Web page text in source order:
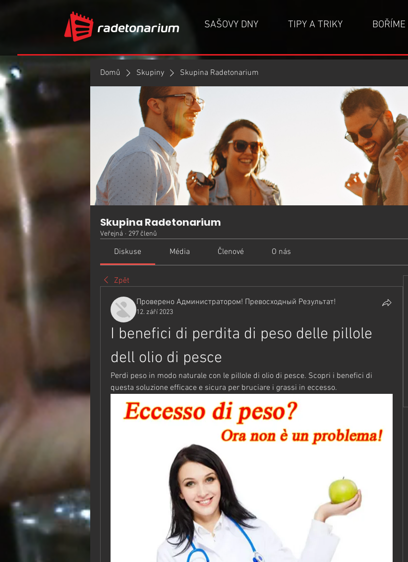
SAŠOVY DNY TIPY A TRIKY
Domů Skupiny Skupina Radetonarium
Skupina Radetonarium
Veřejná · 297 členů
Diskuse Média Členové O nás
Zpět
Проверено Администратором! Превосходный Результат!
12. září 2023
I benefici di perdita di peso delle pillole
dell olio di pesce
Perdi peso in modo naturale con le pillole di olio di pesce. Scopri i benefici di
questa soluzione efficace e sicura per bruciare i grassi in eccesso.